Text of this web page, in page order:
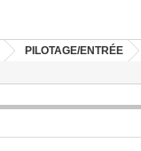
PILOTAGE/ENTRÉE